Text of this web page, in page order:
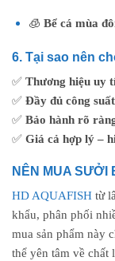
🧊 Bể cá mùa
6. Tại sao nên
✅ Thương hiệu uy
✅ Đầy đủ công
✅ Bảo hành rõ
✅ Giá cả hợp lý –
NÊN MUA SƯỞI
HD AQUAFISH từ
khẩu, phân phối
mua sản phẩm này
thể yên tâm về chất